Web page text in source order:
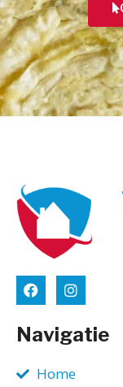
Navigatie
Home